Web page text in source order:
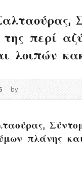
περί
λοιπών
by
πλάνης